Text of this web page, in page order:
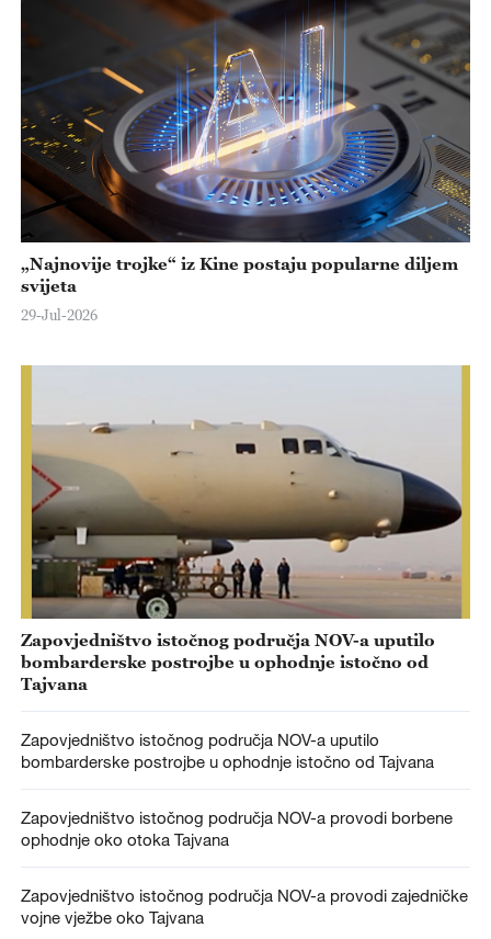
„Najnovije trojke“ iz Kine postaju popularne diljem
svijeta
29-Jul-2026
Zapovjedništvo istočnog područja NOV-a uputilo
bombarderske postrojbe u ophodnje istočno od
Tajvana
Zapovjedništvo istočnog područja NOV-a uputilo
bombarderske postrojbe u ophodnje istočno od Tajvana
Zapovjedništvo istočnog područja NOV-a provodi borbene
ophodnje oko otoka Tajvana
Zapovjedništvo istočnog područja NOV-a provodi zajedničke
vojne vježbe oko Tajvana